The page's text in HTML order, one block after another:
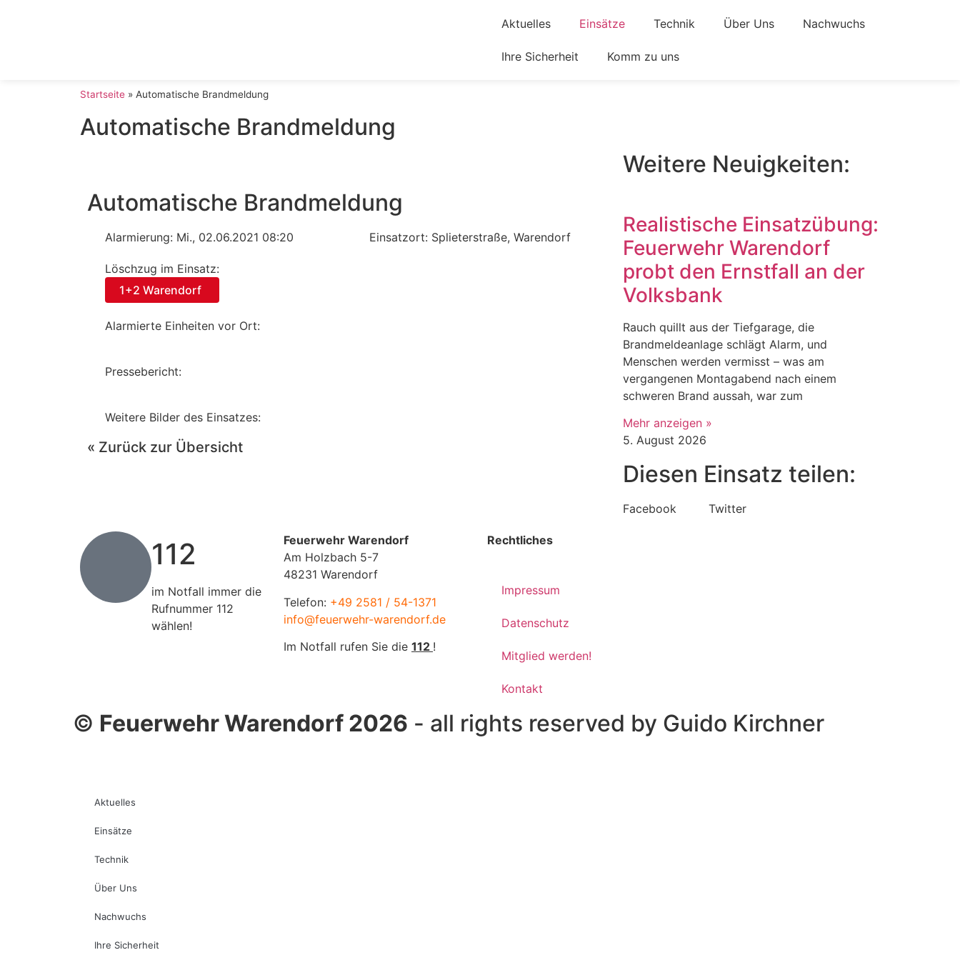
Aktuelles Einsätze Technik Über Uns Nachwuchs
Ihre Sicherheit Komm zu uns
Startseite » Automatische Brandmeldung
Automatische Brandmeldung
Automatische Brandmeldung
Alarmierung: Mi., 02.06.2021 08:20 Einsatzort: Splieterstraße, Warendorf
Löschzug im Einsatz:
1+2 Warendorf
Alarmierte Einheiten vor Ort:
Pressebericht:
Weitere Bilder des Einsatzes:
« Zurück zur Übersicht
Weitere Neuigkeiten:
Realistische Einsatzübung:
Feuerwehr Warendorf
probt den Ernstfall an der
Volksbank
Rauch quillt aus der Tiefgarage, die
Brandmeldeanlage schlägt Alarm, und
Menschen werden vermisst – was am
vergangenen Montagabend nach einem
schweren Brand aussah, war zum
Mehr anzeigen »
5. August 2026
Diesen Einsatz teilen:
Facebook Twitter
112
im Notfall immer die
Rufnummer 112
wählen!
Feuerwehr Warendorf
Am Holzbach 5-7
48231 Warendorf
Telefon: +49 2581 / 54-1371
info@feuerwehr-warendorf.de
Im Notfall rufen Sie die 112 !
Rechtliches
Impressum
Datenschutz
Mitglied werden!
Kontakt
© Feuerwehr Warendorf 2026 - all rights reserved by Guido Kirchner
Aktuelles
Einsätze
Technik
Über Uns
Nachwuchs
Ihre Sicherheit